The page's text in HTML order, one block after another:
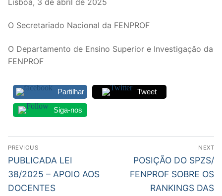
O Secretariado Nacional da FENPROF
O Departamento de Ensino Superior e Investigação da
FENPROF
Partilhar Tweet
Siga-nos
Navegação
de
artigos
PREVIOUS
Previous
post:
PUBLICADA LEI
38/2025 – APOIO AOS
DOCENTES
NEXT
Next
post:
POSIÇÃO DO SPZS/
FENPROF SOBRE OS
RANKINGS DAS